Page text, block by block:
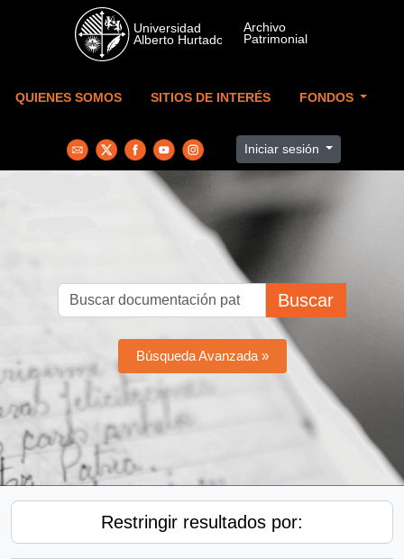
Skip to main content
QUIENES SOMOS SITIOS DE INTERÉS FONDOS
Iniciar sesión
Buscar
Búsqueda Avanzada »
Restringir resultados por: